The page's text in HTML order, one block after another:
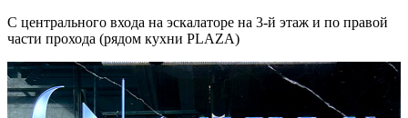
С центрального входа на эскалаторе на 3-й этаж и по правой
части прохода (рядом кухни PLAZA)